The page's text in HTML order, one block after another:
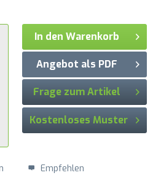
In den Warenkorb
Angebot als PDF
Frage zum Artikel
Kostenloses Muster
Empfehlen